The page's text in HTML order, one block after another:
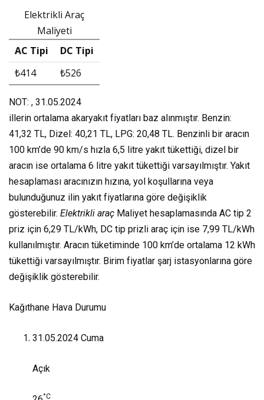
Elektrikli Araç
Maliyeti
AC Tipi
DC Tipi
₺414
₺526
NOT: , 31.05.2024
illerin ortalama akaryakıt fiyatları baz alınmıştır. Benzin:
41,32 TL, Dizel: 40,21 TL, LPG: 20,48 TL. Benzinli bir aracın
100 km’de 90 km/s hızla 6,5 litre yakıt tükettiği, dizel bir
aracın ise ortalama 6 litre yakıt tükettiği varsayılmıştır. Yakıt
hesaplaması aracınızın hızına, yol koşullarına veya
bulunduğunuz ilin yakıt fiyatlarına göre değişiklik
gösterebilir. Elektrikli araç Maliyet hesaplamasında AC tip 2
priz için 6,29 TL/kWh, DC tip prizli araç için ise 7,99 TL/kWh
kullanılmıştır. Aracın tüketiminde 100 km’de ortalama 12 kWh
tükettiği varsayılmıştır. Birim fiyatlar şarj istasyonlarına göre
değişiklik gösterebilir.
Kağıthane Hava Durumu
31.05.2024 Cuma
Açık
°C